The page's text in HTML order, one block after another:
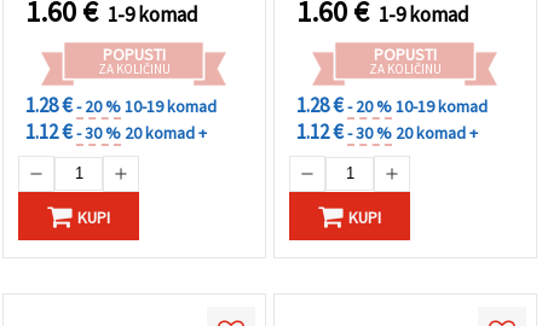
1.60€ 1-9 komad
POPUSTI
ZA KOLIČINU
1.28 €- 20 %10-19 komad
1.12 €- 30 % 20 komad +
KUPI
1.60€ 1-9 komad
POPUSTI
ZA KOLIČINU
1.28 €- 20 %10-19 komad
1.12 €- 30 % 20 komad +
KUPI